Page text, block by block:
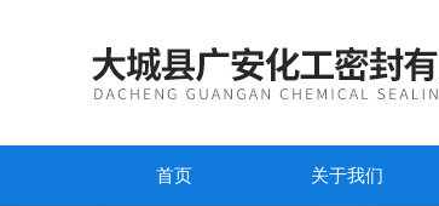
首页 关于我们